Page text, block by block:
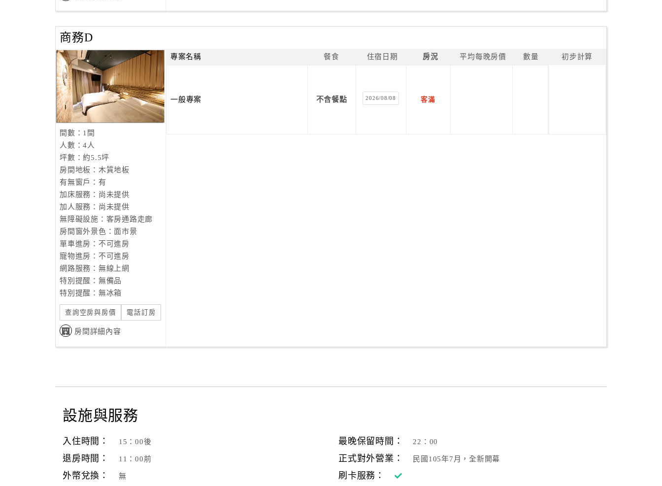
商務D
間數：1間
人數：4人
坪數：約5.5坪
房間地板：木質地板
有無窗戶：有
加床服務：尚未提供
加人服務：尚未提供
無障礙設施：客房通路走廊
房間窗外景色：面市景
單車進房：不可進房
寵物進房：不可進房
網路服務：無線上網
特別提醒：無備品
特別提醒：無冰箱
查詢空房與房價 電話訂房
房間詳細內容
專案名稱 餐食 住宿日期 房況 平均每晚房價 數量 初步計算
一般專案 不含餐點 2026/08/08 客滿
設施與服務
入住時間： 15：00後 最晚保留時間： 22：00
退房時間： 11：00前 正式對外營業： 民國105年7月，全新開幕
外幣兌換： 無 刷卡服務：